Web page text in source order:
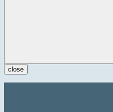
close